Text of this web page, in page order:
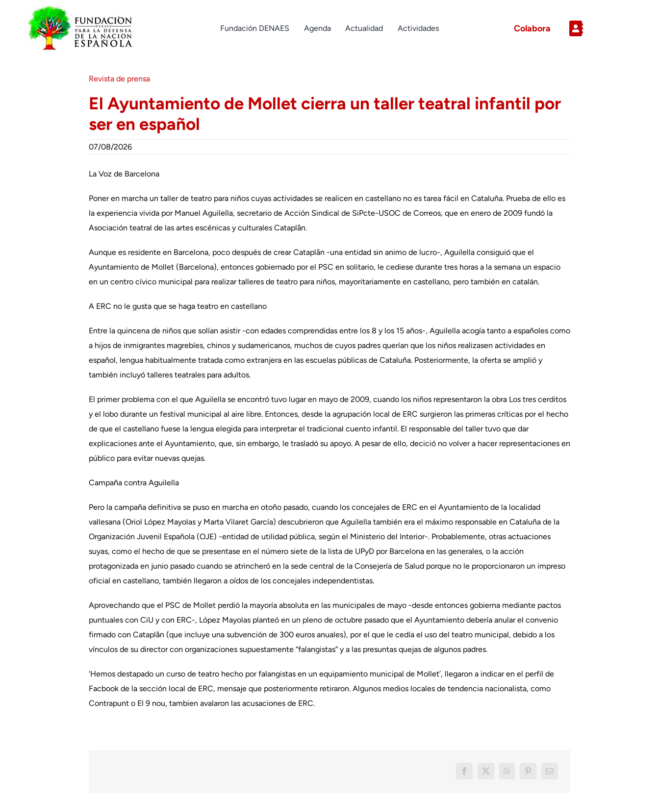
contenido
Fundación DENAES Agenda Actualidad Actividades Colabora
Revista de prensa
El Ayuntamiento de Mollet cierra un taller teatral infantil por
ser en español
07/08/2026
La Voz de Barcelona
Poner en marcha un taller de teatro para niños cuyas actividades se realicen en castellano no es tarea fácil en Cataluña. Prueba de ello es
la experiencia vivida por Manuel Aguilella, secretario de Acción Sindical de SiPcte-USOC de Correos, que en enero de 2009 fundó la
Asociación teatral de las artes escénicas y culturales Cataplân.
Aunque es residente en Barcelona, poco después de crear Cataplân -una entidad sin animo de lucro-, Aguilella consiguió que el
Ayuntamiento de Mollet (Barcelona), entonces gobiernado por el PSC en solitario, le cediese durante tres horas a la semana un espacio
en un centro cívico municipal para realizar talleres de teatro para niños, mayoritariamente en castellano, pero también en catalán.
A ERC no le gusta que se haga teatro en castellano
Entre la quincena de niños que solían asistir -con edades comprendidas entre los 8 y los 15 años-, Aguilella acogía tanto a españoles como
a hijos de inmigrantes magrebíes, chinos y sudamericanos, muchos de cuyos padres querían que los niños realizasen actividades en
español, lengua habitualmente tratada como extranjera en las escuelas públicas de Cataluña. Posteriormente, la oferta se amplió y
también incluyó talleres teatrales para adultos.
El primer problema con el que Aguilella se encontró tuvo lugar en mayo de 2009, cuando los niños representaron la obra Los tres cerditos
y el lobo durante un festival municipal al aire libre. Entonces, desde la agrupación local de ERC surgieron las primeras críticas por el hecho
de que el castellano fuese la lengua elegida para interpretar el tradicional cuento infantil. El responsable del taller tuvo que dar
explicaciones ante el Ayuntamiento, que, sin embargo, le trasladó su apoyo. A pesar de ello, decició no volver a hacer representaciones en
público para evitar nuevas quejas.
Campaña contra Aguilella
Pero la campaña definitiva se puso en marcha en otoño pasado, cuando los concejales de ERC en el Ayuntamiento de la localidad
vallesana (Oriol López Mayolas y Marta Vilaret García) descubrieron que Aguilella también era el máximo responsable en Cataluña de la
Organización Juvenil Española (OJE) -entidad de utilidad pública, según el Ministerio del Interior-. Probablemente, otras actuaciones
suyas, como el hecho de que se presentase en el número siete de la lista de UPyD por Barcelona en las generales, o la acción
protagonizada en junio pasado cuando se atrincheró en la sede central de la Consejería de Salud porque no le proporcionaron un impreso
oficial en castellano, también llegaron a oídos de los concejales independentistas.
Aprovechando que el PSC de Mollet perdió la mayoría absoluta en las municipales de mayo -desde entonces gobierna mediante pactos
puntuales con CiU y con ERC-, López Mayolas planteó en un pleno de octubre pasado que el Ayuntamiento debería anular el convenio
firmado con Cataplân (que incluye una subvención de 300 euros anuales), por el que le cedía el uso del teatro municipal, debido a los
vínculos de su director con organizaciones supuestamente “falangistas” y a las presuntas quejas de algunos padres.
‘Hemos destapado un curso de teatro hecho por falangistas en un equipamiento municipal de Mollet’, llegaron a indicar en el perfil de
Facbook de la sección local de ERC, mensaje que posteriormente retiraron. Algunos medios locales de tendencia nacionalista, como
Contrapunt o El 9 nou, tambien avalaron las acusaciones de ERC.